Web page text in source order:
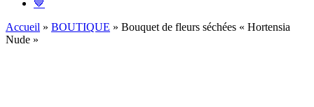
🤎
Accueil » BOUTIQUE » Bouquet de fleurs séchées « Hortensia
Nude »